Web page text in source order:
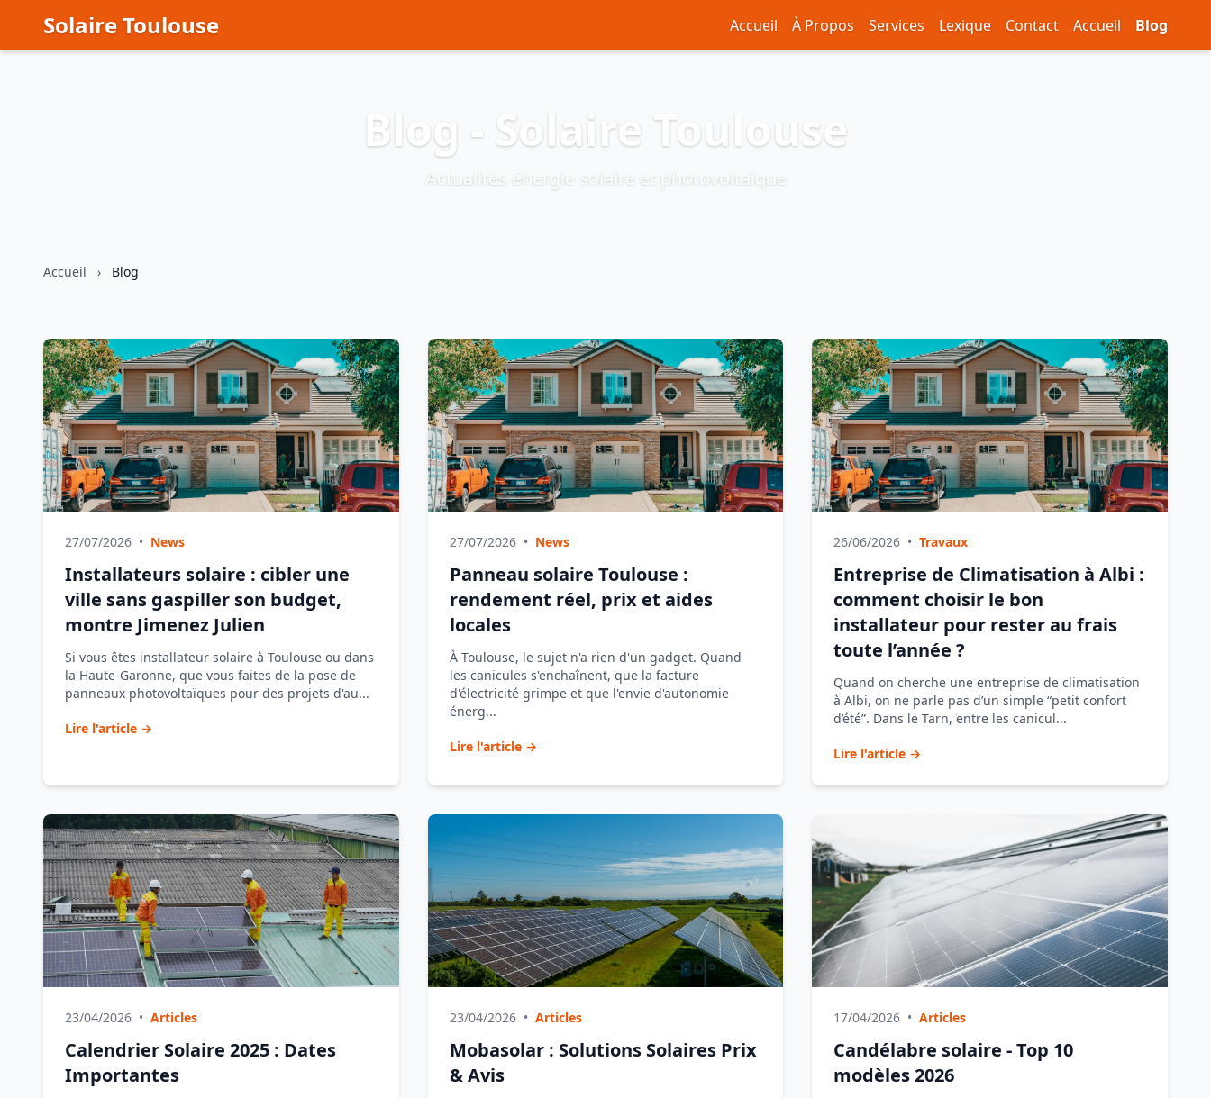
Solaire Toulouse Accueil À Propos Services Lexique Contact Accueil Blog
Blog - Solaire Toulouse
Actualités énergie solaire et photovoltaïque
Accueil › Blog
27/07/2026 • News
Installateurs solaire : cibler une
ville sans gaspiller son budget,
montre Jimenez Julien
Si vous êtes installateur solaire à Toulouse ou dans
la Haute-Garonne, que vous faites de la pose de
panneaux photovoltaïques pour des projets d'au...
Lire l'article →
27/07/2026 • News
Panneau solaire Toulouse :
rendement réel, prix et aides
locales
À Toulouse, le sujet n'a rien d'un gadget. Quand
les canicules s'enchaînent, que la facture
d'électricité grimpe et que l'envie d'autonomie
énerg...
Lire l'article →
26/06/2026 • Travaux
Entreprise de Climatisation à Albi :
comment choisir le bon
installateur pour rester au frais
toute l’année ?
Quand on cherche une entreprise de climatisation
à Albi, on ne parle pas d’un simple “petit confort
d’été”. Dans le Tarn, entre les canicul...
Lire l'article →
23/04/2026 • Articles
Calendrier Solaire 2025 : Dates
Importantes
23/04/2026 • Articles
Mobasolar : Solutions Solaires Prix
& Avis
17/04/2026 • Articles
Candélabre solaire - Top 10
modèles 2026